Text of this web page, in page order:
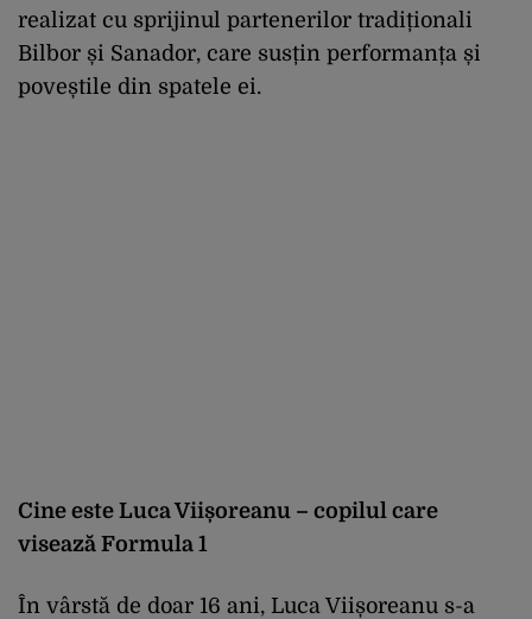
realizat cu sprijinul partenerilor tradiționali
Bilbor și Sanador, care susțin performanța și
poveștile din spatele ei.
Cine este Luca Viișoreanu – copilul care
visează Formula 1
În vârstă de doar 16 ani, Luca Viișoreanu s-a